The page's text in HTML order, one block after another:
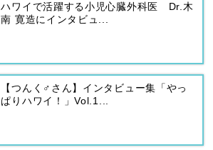
ハワイで活躍する小児心臓外科医 Dr.木
南 寛造にインタビュ...
【つんく♂さん】インタビュー集「やっ
ぱりハワイ！」Vol.1...